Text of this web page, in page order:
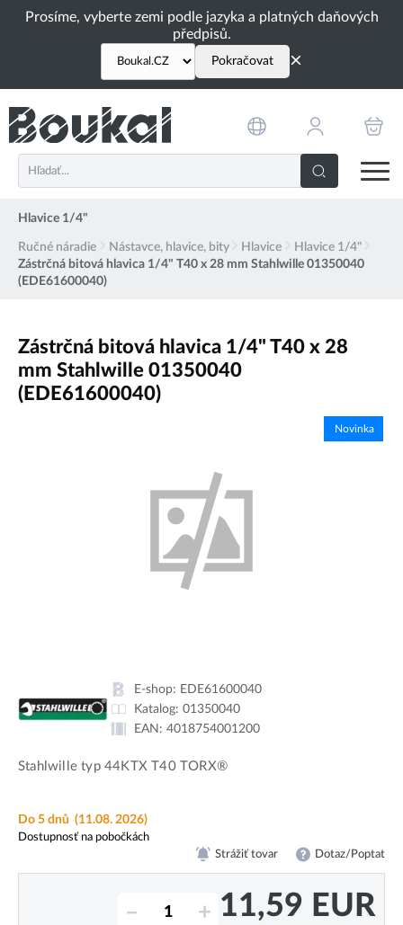
Prosíme, vyberte zemi podle jazyka a platných daňových
předpisů.
Pokračovat ×
Hlavice 1/4"
Ručné náradie Nástavce, hlavice, bity Hlavice
Hlavice 1/4"
Zástrčná bitová hlavica 1/4" T40 x 28 mm Stahlwille 01350040
(EDE61600040)
Zástrčná bitová hlavica 1/4" T40 x 28
mm Stahlwille 01350040
(EDE61600040)
Novinka
E-shop: EDE61600040
Katalog: 01350040
EAN: 4018754001200
Stahlwille typ 44KTX T40 TORX®
Do 5 dnů (11.08. 2026)
Dostupnosť na pobočkách
Strážiť tovar Dotaz/Poptat
– + 11,59 EUR